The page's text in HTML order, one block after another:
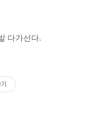
다가선다.